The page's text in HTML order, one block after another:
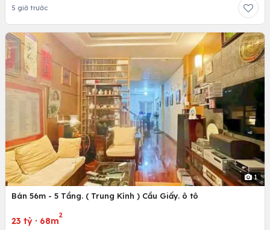
5 giờ trước
1
Bán 56m - 5 Tầng. ( Trung Kính ) Cầu Giấy. ô tô
23 tỷ · 68m
2